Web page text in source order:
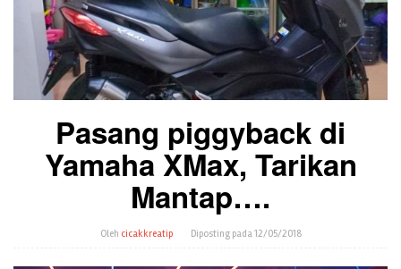
Pasang piggyback di
Yamaha XMax, Tarikan
Mantap….
Oleh cicakkreatip Diposting pada12/05/2018